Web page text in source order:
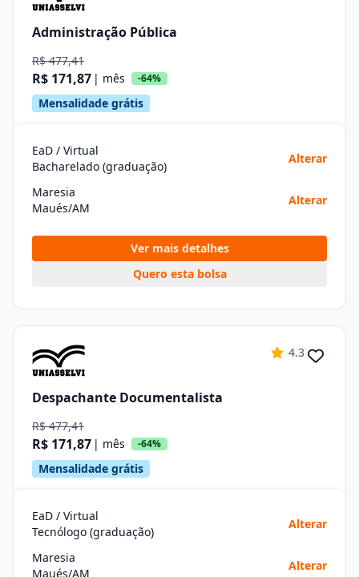
Administração Pública
R$ 477,41
R$ 171,87 | mês -64%
Mensalidade grátis
EaD / Virtual
Bacharelado (graduação)
Alterar
Maresia
Maués/AM
Alterar
Ver mais detalhes
Quero esta bolsa
4.3
Despachante Documentalista
R$ 477,41
R$ 171,87 | mês -64%
Mensalidade grátis
EaD / Virtual
Tecnólogo (graduação)
Alterar
Maresia
Maués/AM
Alterar